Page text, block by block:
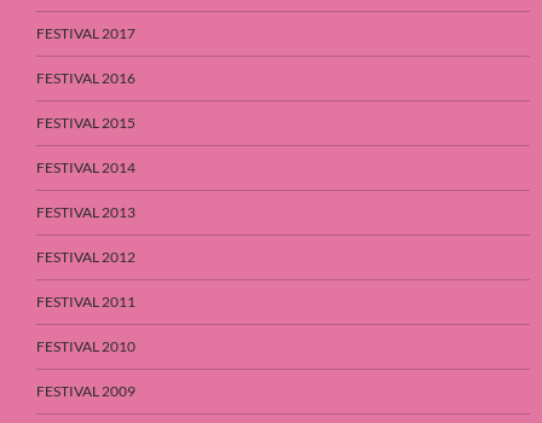
FESTIVAL 2017
FESTIVAL 2016
FESTIVAL 2015
FESTIVAL 2014
FESTIVAL 2013
FESTIVAL 2012
FESTIVAL 2011
FESTIVAL 2010
FESTIVAL 2009